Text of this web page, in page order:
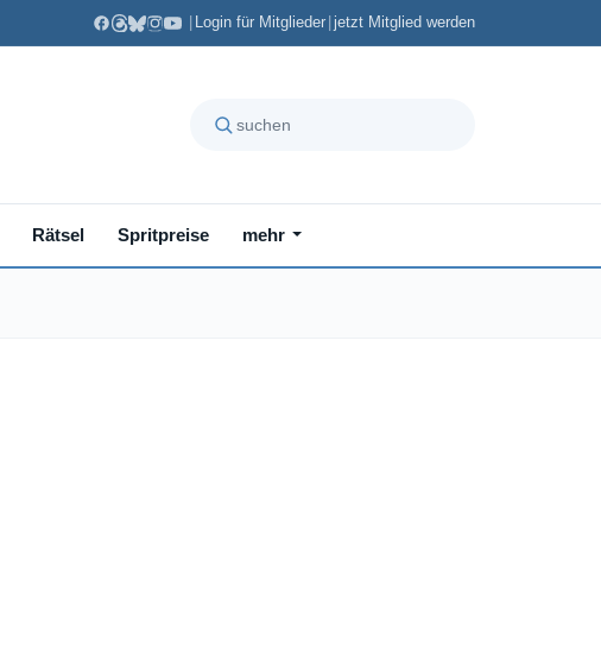
Login für Mitglieder jetzt Mitglied werden
Rätsel Spritpreise mehr